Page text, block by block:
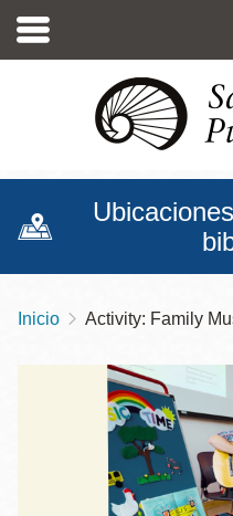
contenido
Sobrescribir
enlaces
Inicio Activity: Family